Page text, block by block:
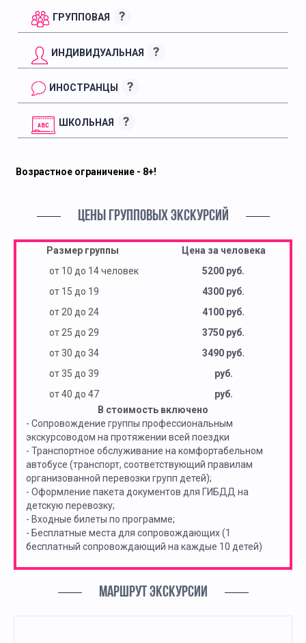
ГРУППОВАЯ ?
ИНДИВИДУАЛЬНАЯ ?
ИНОСТРАНЦЫ ?
ШКОЛЬНАЯ ?
Возрастное ограничение - 8+!
ЦЕНЫ ГРУППОВЫХ ЭКСКУРСИЙ
Размер группы
Цена за человека
от 10 до 14 человек
5200 руб.
от 15 до 19
4300 руб.
от 20 до 24
4100 руб.
от 25 до 29
3750 руб.
от 30 до 34
3490 руб.
от 35 до 39
руб.
от 40 до 47
руб.
В стоимость включено
- Сопровождение группы профессиональным
экскурсоводом на протяжении всей поездки
- Транспортное обслуживание на комфортабельном
автобусе (транспорт, соответствующий правилам
организованной перевозки групп детей);
- Оформление пакета документов для ГИБДД на
детскую перевозку;
- Входные билеты по программе;
- Бесплатные места для сопровождающих (1
бесплатный сопровождающий на каждые 10 детей)
МАРШРУТ ЭКСКУРСИИ